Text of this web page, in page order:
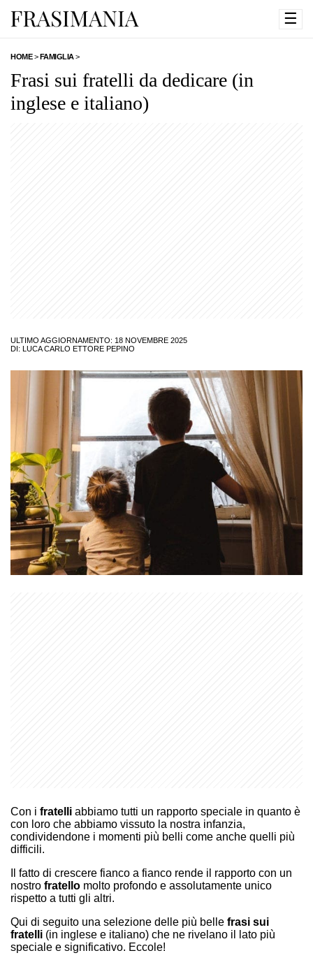
☰
HOME>FAMIGLIA>
Frasi sui fratelli da dedicare (in
inglese e italiano)
ULTIMO AGGIORNAMENTO: 18 NOVEMBRE 2025
DI: LUCA CARLO ETTORE PEPINO
Con i fratelli abbiamo tutti un rapporto speciale in quanto è
con loro che abbiamo vissuto la nostra infanzia,
condividendone i momenti più belli come anche quelli più
difficili.
Il fatto di crescere fianco a fianco rende il rapporto con un
nostro fratello molto profondo e assolutamente unico
rispetto a tutti gli altri.
Qui di seguito una selezione delle più belle frasi sui
fratelli (in inglese e italiano) che ne rivelano il lato più
speciale e significativo. Eccole!